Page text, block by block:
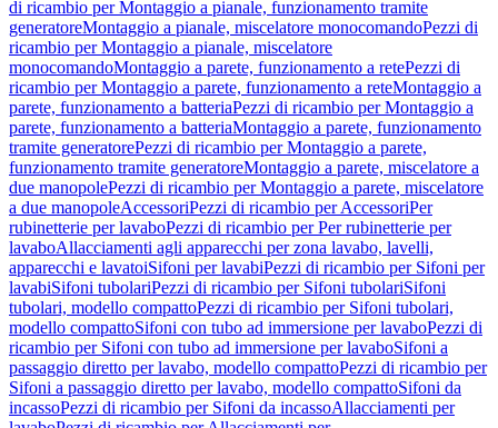
di ricambio per Montaggio a pianale, funzionamento tramite
generatoreMontaggio a pianale, miscelatore monocomandoPezzi di
ricambio per Montaggio a pianale, miscelatore
monocomandoMontaggio a parete, funzionamento a retePezzi di
ricambio per Montaggio a parete, funzionamento a reteMontaggio a
parete, funzionamento a batteriaPezzi di ricambio per Montaggio a
parete, funzionamento a batteriaMontaggio a parete, funzionamento
tramite generatorePezzi di ricambio per Montaggio a parete,
funzionamento tramite generatoreMontaggio a parete, miscelatore a
due manopolePezzi di ricambio per Montaggio a parete, miscelatore
a due manopoleAccessoriPezzi di ricambio per AccessoriPer
rubinetterie per lavaboPezzi di ricambio per Per rubinetterie per
lavaboAllacciamenti agli apparecchi per zona lavabo, lavelli,
apparecchi e lavatoiSifoni per lavabiPezzi di ricambio per Sifoni per
lavabiSifoni tubolariPezzi di ricambio per Sifoni tubolariSifoni
tubolari, modello compattoPezzi di ricambio per Sifoni tubolari,
modello compattoSifoni con tubo ad immersione per lavaboPezzi di
ricambio per Sifoni con tubo ad immersione per lavaboSifoni a
passaggio diretto per lavabo, modello compattoPezzi di ricambio per
Sifoni a passaggio diretto per lavabo, modello compattoSifoni da
incassoPezzi di ricambio per Sifoni da incassoAllacciamenti per